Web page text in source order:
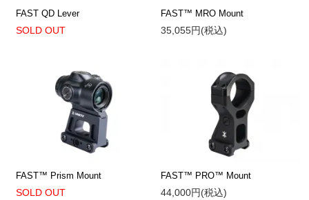
FAST QD Lever
SOLD OUT
FAST™ MRO Mount
35,055円(税込)
FAST™ Prism Mount
SOLD OUT
FAST™ PRO™ Mount
44,000円(税込)